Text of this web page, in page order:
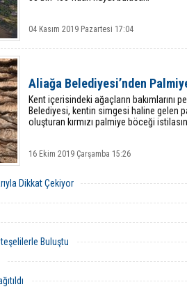
04 Kasım 2019 Pazartesi 17:04
Aliağa Belediyesi’nden
Kent içerisindeki ağaçların bakımlarını
Belediyesi, kentin simgesi haline gelen
oluşturan kırmızı palmiye böceği
16 Ekim 2019 Çarşamba 15:26
Dikkat Çekiyor
Buluştu